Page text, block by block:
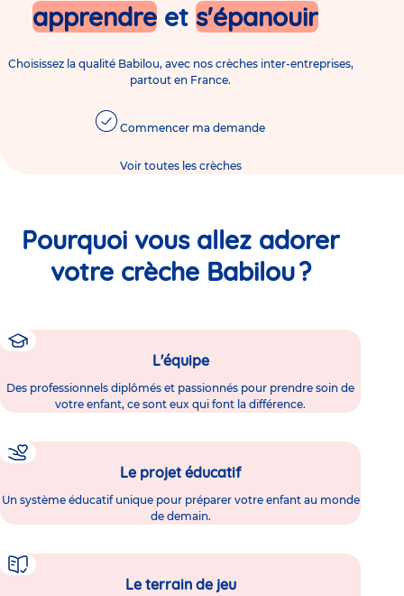
apprendreet s'épanouir
Choisissez la qualité Babilou, avec nos crèches inter-entreprises,
partout en France.
Commencer ma demande
Voir toutes les crèches
Pourquoi vous allez adorer
votre crèche Babilou ?
L'équipe
Des professionnels diplômés et passionnés pour prendre soin de
votre enfant, ce sont eux qui font la différence.
Le projet éducatif
Un système éducatif unique pour préparer votre enfant au monde
de demain.
Le terrain de jeu